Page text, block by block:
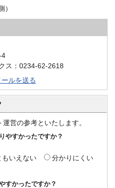
）
4
ス：0234-62-2618
ルを送る
営の参考といたします。
やすかったですか？
もいえない
分かりにくい
すかったですか？